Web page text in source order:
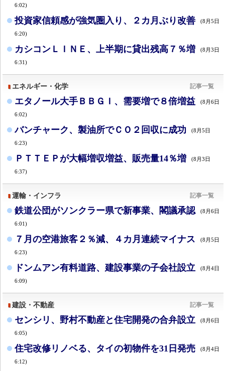
6:02)
投資家信頼感が強気圏入り、２カ月ぶり改善 (8月5日
6:20)
カシコンＬＩＮＥ、上半期に貸出残高７％増 (8月3日
6:31)
エネルギー・化学 記事一覧
エタノール大手ＢＢＧＩ、需要増で８倍増益 (8月6日
6:02)
バンチャーク、製油所でＣＯ２回収に成功 (8月5日
6:23)
ＰＴＴＥＰが大幅増収増益、販売量14％増 (8月3日
6:37)
運輸・インフラ 記事一覧
鉄道公団がソンクラー県で新事業、閣議承認 (8月6日
6:01)
７月の空港旅客２％減、４カ月連続マイナス (8月5日
6:23)
ドンムアン有料道路、建設事業の子会社設立 (8月4日
6:09)
建設・不動産 記事一覧
センシリ、野村不動産と住宅開発の合弁設立 (8月6日
6:05)
住宅改修リノベる、タイの初物件を31日発売 (8月4日
6:12)